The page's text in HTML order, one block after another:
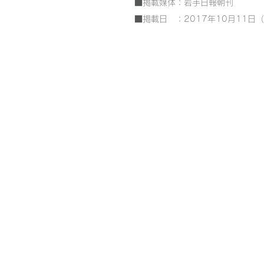
■掲載媒体：岩手日報朝刊
■掲載日 ：2017年10月11日（